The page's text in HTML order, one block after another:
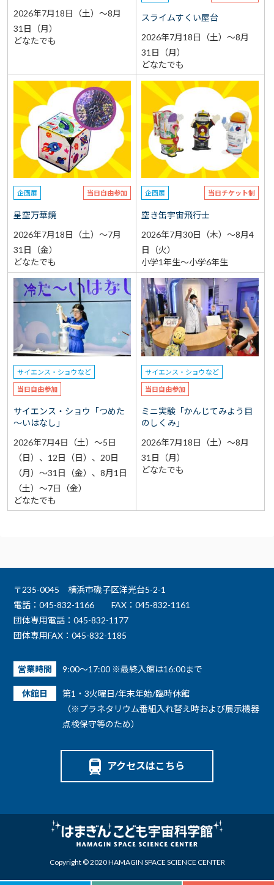
2026年7月18日（土）～8月
31日（月）
どなたでも
スライムすくい屋台
2026年7月18日（土）～8月
31日（月）
どなたでも
企画展 当日自由参加
星空万華鏡
2026年7月18日（土）～7月
31日（金）
どなたでも
企画展 当日チケット制
空き缶宇宙飛行士
2026年7月30日（木）～8月4
日（火）
小学1年生～小学6年生
サイエンス・ショウなど
当日自由参加
サイエンス・ショウ「つめた
～いはなし」
2026年7月4日（土）～5日
（日）、12日（日）、20日
（月）～31日（金）、8月1日
（土）～7日（金）
どなたでも
サイエンス・ショウなど
当日自由参加
ミニ実験「かんじてみよう目
のしくみ」
2026年7月18日（土）～8月
31日（月）
どなたでも
〒235-0045 横浜市磯子区洋光台5-2-1
電話：045-832-1166
FAX：045-832-1161
団体専用電話：045-832-1177
団体専用FAX：045-832-1185
営業時間 9:00～17:00 ※最終入館は16:00まで
休館日
第1・3火曜日/年末年始/臨時休館
（※プラネタリウム番組入れ替え時および展示機器
点検保守等のため）
アクセスはこちら
Copyright © 2020 HAMAGIN SPACE SCIENCE CENTER